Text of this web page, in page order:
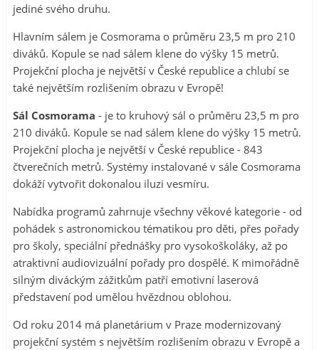
jediné svého druhu.
Hlavním sálem je Cosmorama o průměru 23,5 m pro 210
diváků. Kopule se nad sálem klene do výšky 15 metrů.
Projekční plocha je největší v České republice a chlubí se
také největším rozlišením obrazu v Evropě!
Sál Cosmorama - je to kruhový sál o průměru 23,5 m pro
210 diváků. Kopule se nad sálem klene do výšky 15 metrů.
Projekční plocha je největší v České republice - 843
čtverečních metrů. Systémy instalované v sále Cosmorama
dokáží vytvořit dokonalou iluzi vesmíru.
Nabídka programů zahrnuje všechny věkové kategorie - od
pohádek s astronomickou tématikou pro děti, přes pořady
pro školy, speciální přednášky pro vysokoškoláky, až po
atraktivní audiovizuální pořady pro dospělé. K mimořádně
silným diváckým zážitkům patří emotivní laserová
představení pod umělou hvězdnou oblohou.
Od roku 2014 má planetárium v Praze modernizovaný
projekční systém s největším rozlišením obrazu v Evropě a